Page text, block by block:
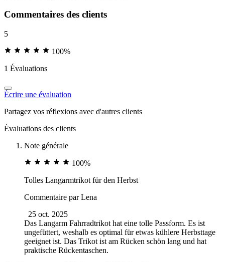
Commentaires des clients
5
100%
1 Évaluations
Écrire une évaluation
Partagez vos réflexions avec d'autres clients
Évaluations des clients
Note générale
100%
Tolles Langarmtrikot für den Herbst
Commentaire parLena
25 oct. 2025
Das Langarm Fahrradtrikot hat eine tolle Passform. Es ist
ungefüttert, weshalb es optimal für etwas kühlere Herbsttage
geeignet ist. Das Trikot ist am Rücken schön lang und hat
praktische Rückentaschen.